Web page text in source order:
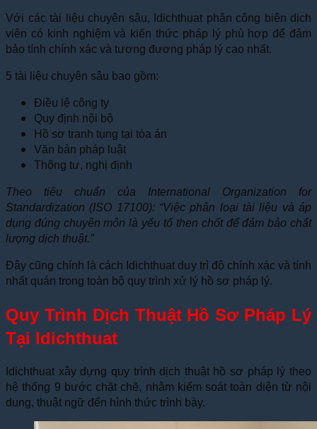
Với các tài liệu chuyên sâu, Idichthuat phân công biên dịch
viên có kinh nghiệm và kiến thức pháp lý phù hợp để đảm
bảo tính chính xác và tương đương pháp lý cao nhất.
5 tài liệu chuyên sâu bao gồm:
Điều lệ công ty
Quy định nội bộ
Hồ sơ tranh tụng tại tòa án
Văn bản pháp luật
Thông tư, nghị định
Theo tiêu chuẩn của International Organization for
Standardization (ISO 17100): “Việc phân loại tài liệu và áp
dụng đúng chuyên môn là yếu tố then chốt để đảm bảo chất
lượng dịch thuật.”
Đây cũng chính là cách Idichthuat duy trì độ chính xác và tính
nhất quán trong toàn bộ quy trình xử lý hồ sơ pháp lý.
Quy Trình Dịch Thuật Hồ Sơ Pháp Lý
Tại Idichthuat
Idichthuat xây dựng quy trình dịch thuật hồ sơ pháp lý theo
hệ thống 9 bước chặt chẽ, nhằm kiểm soát toàn diện từ nội
dung, thuật ngữ đến hình thức trình bày.